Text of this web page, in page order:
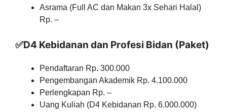
Asrama (Full AC dan Makan 3x Sehari Halal)
Rp. –
✅D4 Kebidanan dan Profesi Bidan (Paket)
Pendaftaran Rp. 300.000
Pengembangan Akademik Rp. 4.100.000
Perlengkapan Rp. –
Uang Kuliah (D4 Kebidanan Rp. 6.000.000)